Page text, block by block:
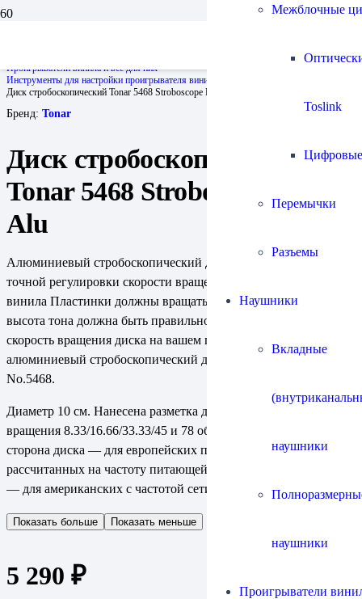
Межблочные
Toslink
Цифровые
Перемычки
Разъемы
Наушники
Вкладные
наушники
наушники
Проигрыватели
Проигрыватели винила и все для них
Инструменты для настройки проигрывателя винила
Диск стробоскопический Tonar 5468 Stroboscope Disc Alu
Бренд: Tonar
Диск стробоскопический
Tonar 5468 Stroboscope Disc
Alu
Алюминиевый стробоскопический диск диаметром 10 см для
точной регулировки скорости вращения диска проигрывателя
винила Пластинки должны вращаться с точной скоростью, а
высота тона должна быть правильной! Точно отрегулировать
скорость вращения диска на вашем проигрывателе поможет
алюминиевый стробоскопический диск Tonar Stroboscobe Disc
No.5468.
Диаметр 10 см. Нанесена разметка для проверки скорости
вращения 8.33/16.66/33.33/45 и 78 оборотов в минуту. Одна
сторона диска — для европейских проигрывателей,
рассчитанных на частоту питающей электросети 50 Гц, вторая
— для американских с частотой сети 60 Гц.
Показать больше Показать меньше
5 290 ₽